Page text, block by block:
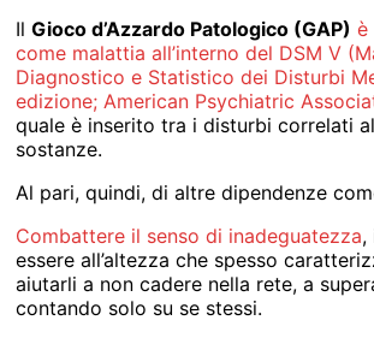
IlGioco d’Azzardo Patologico (GAP) è
come malattia all’interno del DSM V
Diagnostico e Statistico dei Disturbi
edizione; American Psychiatric
quale è inserito tra i disturbi correlati
sostanze.
Al pari, quindi, di altre dipendenze
Combattere il senso di inadeguatezza,
essere all’altezza che spesso
aiutarli a non cadere nella rete, a
contando solo su se stessi.